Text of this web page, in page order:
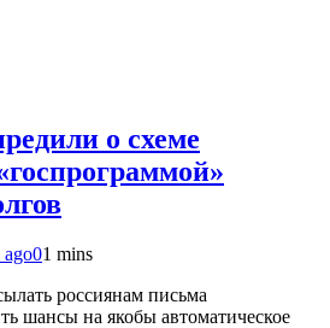
о схеме
ago01 mins
россиянам письма
шансы на якобы автоматическое